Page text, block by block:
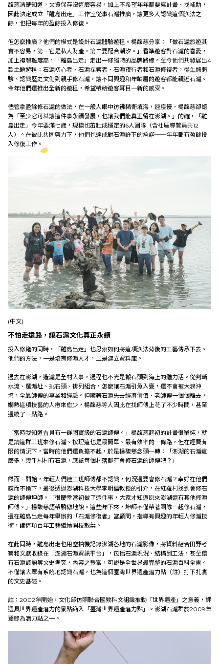
馥慈清楚知道，文資保存沒這麼容易，加上不希望年年都要寫計畫、找補助，
因此決定成立「離島出走」工作室從事石滬推廣，讓更多人認識這個漁法之
餘，也把每年的盈餘投入修復。
但怎麼推廣？他們的模式是設計石滬體驗遊程。楊馥慈分享：「做石滬旅遊其
實不容易，第一它是私人財產，第二要配合潮汐。」看準遊客對石滬的喜愛，
加上複製難度高，「離島出走」走出一條獨特的品牌路線。至今他們共發展出4
款主題遊程：石滬初心者、石滬探索者、石滬夜行者和石滬修復者，從生態體
驗、認識歷史文化到親手修石滬，讓不同興趣和年齡層的遊客都能親近石滬。
今年他們還推出全新的遊程，希望帶給遊客耳目一新的感受。
儘管拿盈餘修石滬的做法，在一般人眼中彷彿精衛填海，速度慢，楊馥慈卻認
為「至少它可以讓這件事永續發展，也讓我們能真正留在澎湖。」的確，「離
島出走」今年要滿七歲，規模也茁壯成穩定的6人團隊（含社區導覽員共12
人）。在彼此共同努力下，他們也達成對石滬許下的承諾──年年都有盈餘投
入修復工作。
(中文)
不怕走遠路，讓石滬文化真正永續
投入修繕的同時，「離島出走」也思索如何將這項漁法背後的工藝傳承下去。
他們的方法，一是培育修滬人才，二是建立資料庫。
過去在澎湖，造滬是全村大事，過程也不光是搬石頭到海上的體力活。從判斷
水流、選滬址、挑石頭、排列組合，怎麼讓石滬引魚入甕，還不會被大浪沖
垮，全靠師傅的專業和經驗。但隨著石滬失去經濟價值、老師傅一個個離去，
嫻熟這項技藝的人愈來愈少，楊馥慈等人因此在找師傅上花了不少時間，甚至
還繞了一點路。
「當時我知道吉貝有一群國寶級的石滬師傅。」楊馥慈起初的計畫很單純，就
是請這群工班來修石滬。按理這也是最簡單、最有效率的一條路，但在經費有
限的情況下，當時的他們還負擔不起，於是楊馥慈念頭一轉：「澎湖的石滬這
麼多，幾乎村村有石滬，應該每個村落都有會修石滬的師傅吧？」
然而一開始，年輕人們連工班師傅都不認識，何況還要會修石滬？幸好在他們
鍥而不捨下，最後透過澎湖科技大學李明儒教授的引介，在紅羅村找到會修石
滬的師傅坤師。「很慶幸當初做了這件事，大家才知道原來澎湖還有其他修滬
師傅。」楊馥慈語帶驕傲地說。這些年下來，坤師不僅帶著團隊一起修石滬，
還在離島出走每年舉辦的「石滬修復者」當顧問，指導有興趣的年輕人修滬技
術，讓這項百年工藝繼續開枝散葉。
在此同時，離島出走也用空拍機記錄澎湖各地的石滬影像，將資料結合田野考
察和文獻收錄在「澎湖石滬資訊平台」，包括石滬現況、結構到工法，甚至還
有石滬諺語等文史考究，內容之豐富，可說是全世界最完整的石滬百科全書。
不僅讓大眾有系統地認識石滬，也為這個臺灣世界遺產潛力點（註）打下扎實
的文史基礎。
註：2002年開始，文化部仿照聯合國教科文組織推動「世界遺產」之意義，評
選具世界遺產潛力的景點納入「臺灣世界遺產潛力點」。澎湖石滬群於2009年
登錄為潛力點之一。